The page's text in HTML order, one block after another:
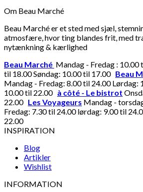
Om Beau Marché
Beau Marché er et sted med sjæl,
atmosfære, hvor ting blandes frit, med
nytænkning & kærlighed
Beau Marché Mandag - Fredag : 10.00
til 18.00 Søndag: 10.00 til 17.00 Beau
Mandag - Fredag: 8.00 til 24.00 Lørdag:
10.00 til 22.00 à côté - Le bistrot
22.00 Les Voyageurs Mandag -
Fredag: 7.30 til 24.00 lørdag: 9.00 til
22.00
INSPIRATION
Blog
Artikler
Wishlist
INFORMATION